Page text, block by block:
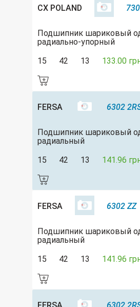
CX POLAND
Подшипник шариковый
радиально-упорный
15
42 13 133.00
FERSA 6302
Подшипник шариковый
радиальный
15
42 13 141.96
FERSA 6302 ZZ
Подшипник шариковый
радиальный
15
42 13 141.96